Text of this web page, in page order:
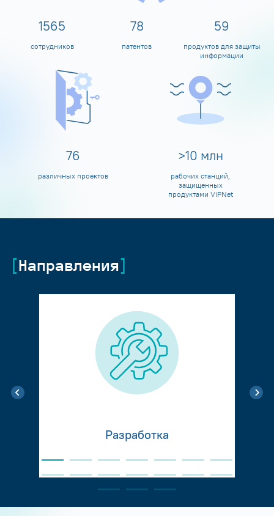
1600
сотрудников
80
патентов
60
продуктов для защиты
информации
80
различных проектов
>10 млн
рабочих станций,
защищенных
продуктами ViPNet
Направления
Разработка